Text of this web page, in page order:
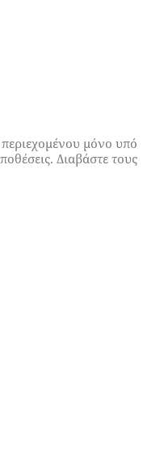
μόνο υπό
Διαβάστε τους